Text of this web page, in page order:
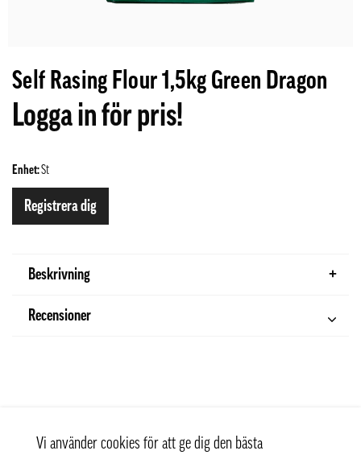
Self Rasing Flour 1,5kg Green Dragon
Logga in för pris!
Enhet:St
Registrera dig
Beskrivning
Recensioner
Vi använder cookies för att ge dig den bästa